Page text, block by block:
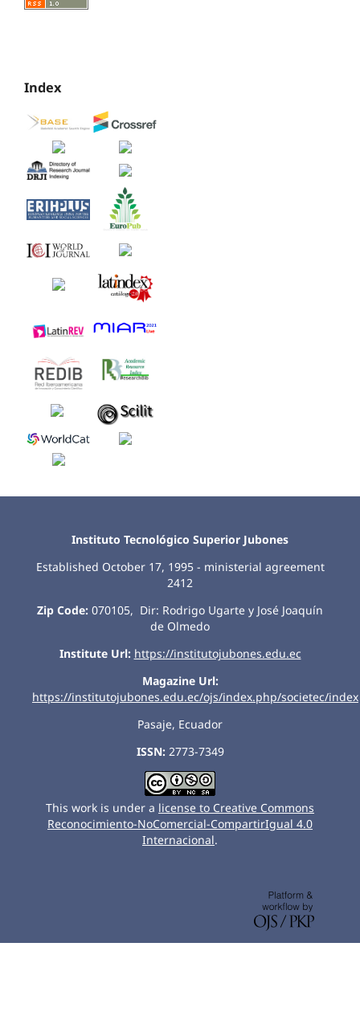
Index
Instituto Tecnológico Superior Jubones
Established October 17, 1995 - ministerial agreement
2412
Zip Code: 070105, Dir: Rodrigo Ugarte y José Joaquín
de Olmedo
Institute Url: https://institutojubones.edu.ec
Magazine Url:
https://institutojubones.edu.ec/ojs/index.php/societec/index
Pasaje, Ecuador
ISSN:2773-7349
This work is under a license to Creative Commons
Reconocimiento-NoComercial-CompartirIgual 4.0
Internacional.